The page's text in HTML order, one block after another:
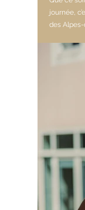
journée,
des